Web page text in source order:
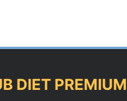
DIET PREMIUM